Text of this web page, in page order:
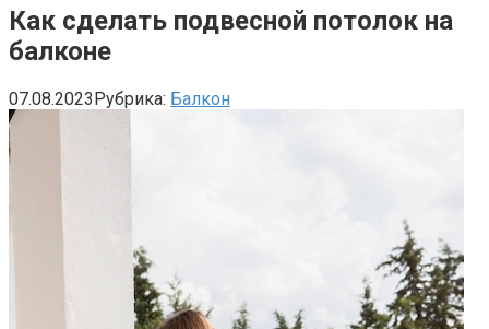
Как сделать подвесной потолок на
балконе
07.08.2023Рубрика: Балкон